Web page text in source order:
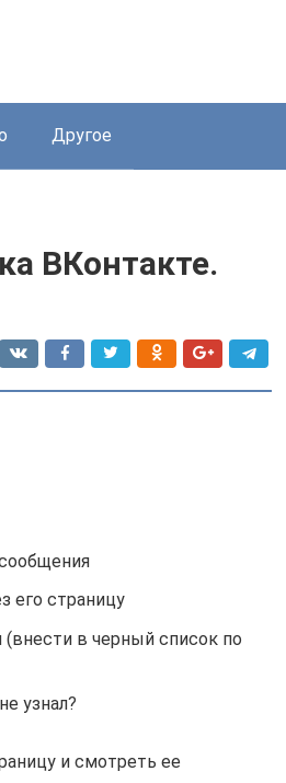
Другое
ВКонтакте.
его страницу
(внести в черный список по
узнал?
и смотреть ее